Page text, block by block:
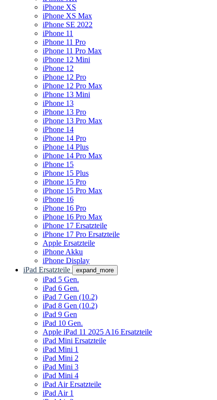
iPhone XS
iPhone XS Max
iPhone SE 2022
iPhone 11
iPhone 11 Pro
iPhone 11 Pro Max
iPhone 12 Mini
iPhone 12
iPhone 12 Pro
iPhone 12 Pro Max
iPhone 13 Mini
iPhone 13
iPhone 13 Pro
iPhone 13 Pro Max
iPhone 14
iPhone 14 Pro
iPhone 14 Plus
iPhone 14 Pro Max
iPhone 15
iPhone 15 Plus
iPhone 15 Pro
iPhone 15 Pro Max
iPhone 16
iPhone 16 Pro
iPhone 16 Pro Max
iPhone 17 Ersatzteile
iPhone 17 Pro Ersatzteile
Apple Ersatzteile
iPhone Akku
iPhone Display
iPad Ersatzteile
expand_more
iPad 5 Gen.
iPad 6 Gen.
iPad 7 Gen (10.2)
iPad 8 Gen (10.2)
iPad 9 Gen
iPad 10 Gen.
Apple iPad 11 2025 A16 Ersatzteile
iPad Mini Ersatzteile
iPad Mini 1
iPad Mini 2
iPad Mini 3
iPad Mini 4
iPad Air Ersatzteile
iPad Air 1